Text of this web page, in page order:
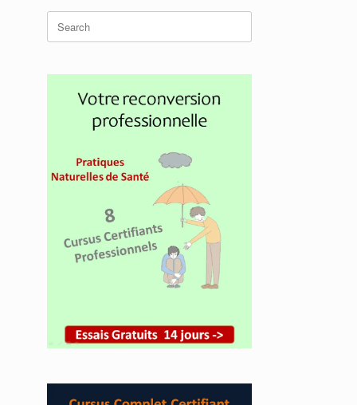
Search
for: